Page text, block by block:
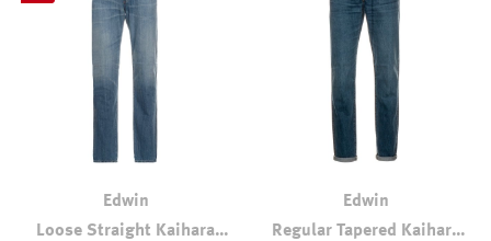
Edwin
Loose Straight Kaihara
Edwin
Regular Tapered Kaihara